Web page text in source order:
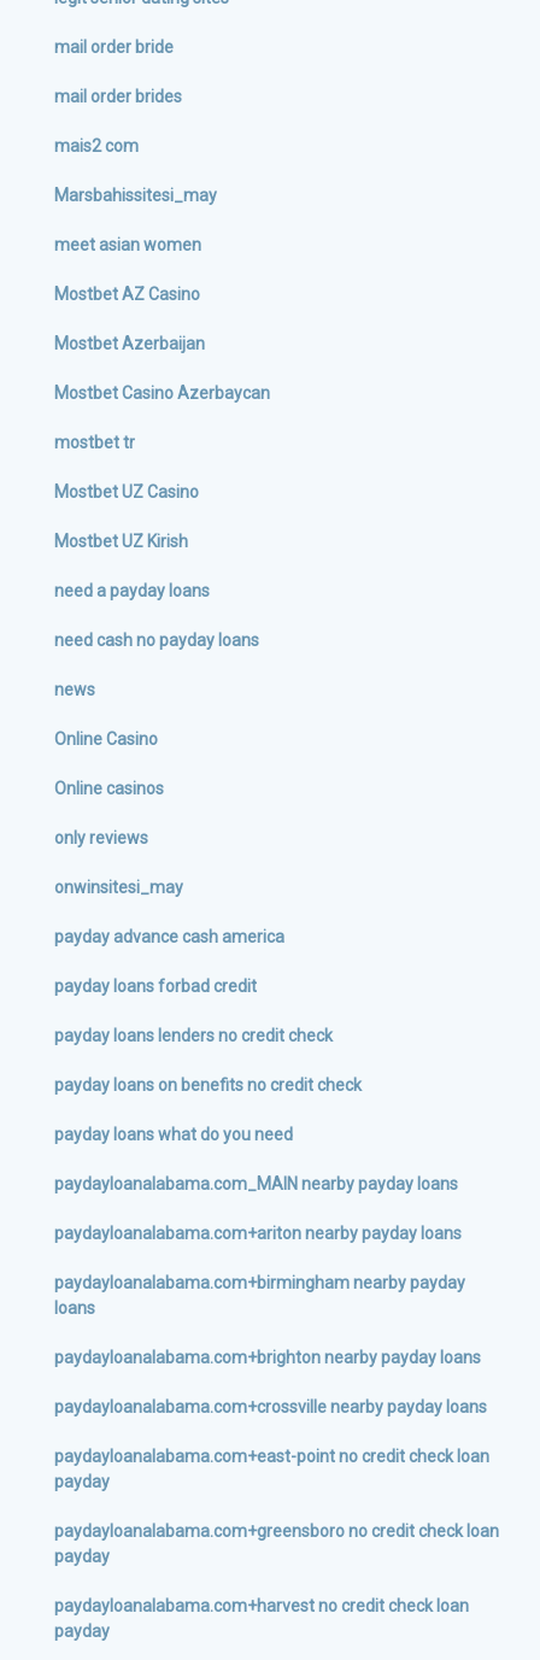
mail order bride
mail order brides
mais2 com
Marsbahissitesi_may
meet asian women
Mostbet AZ Casino
Mostbet Azerbaijan
Mostbet Casino Azerbaycan
mostbet tr
Mostbet UZ Casino
Mostbet UZ Kirish
need a payday loans
need cash no payday loans
news
Online Casino
Online casinos
only reviews
onwinsitesi_may
payday advance cash america
payday loans forbad credit
payday loans lenders no credit check
payday loans on benefits no credit check
payday loans what do you need
paydayloanalabama.com_MAIN nearby payday loans
paydayloanalabama.com+ariton nearby payday loans
paydayloanalabama.com+birmingham nearby payday
loans
paydayloanalabama.com+brighton nearby payday loans
paydayloanalabama.com+crossville nearby payday loans
paydayloanalabama.com+east-point no credit check loan
payday
paydayloanalabama.com+greensboro no credit check loan
payday
paydayloanalabama.com+harvest no credit check loan
payday